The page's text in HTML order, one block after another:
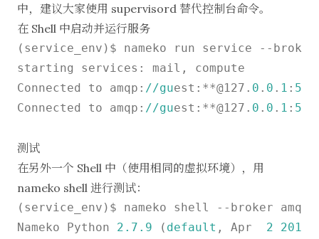
中，建议大家使用 supervisord 替代控制台命令。
在 Shell 中启动并运行服务
(service_env)$ nameko run service --broker
starting services: mail, compute
Connected to amqp: //guest:**@127. 0 . 0 . 1 :
Connected to amqp: //guest:**@127. 0 . 0 . 1 :
测试
在另外一个 Shell 中（使用相同的虚拟环境），用
nameko shell 进行测试：
(service_env)$ nameko shell --broker amqp:
Nameko Python 2.7 .9 ( default , Apr 2 2015